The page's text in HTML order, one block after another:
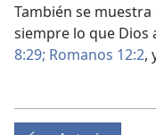
También se
siempre lo que Dios
8:29; Romanos 12:2,